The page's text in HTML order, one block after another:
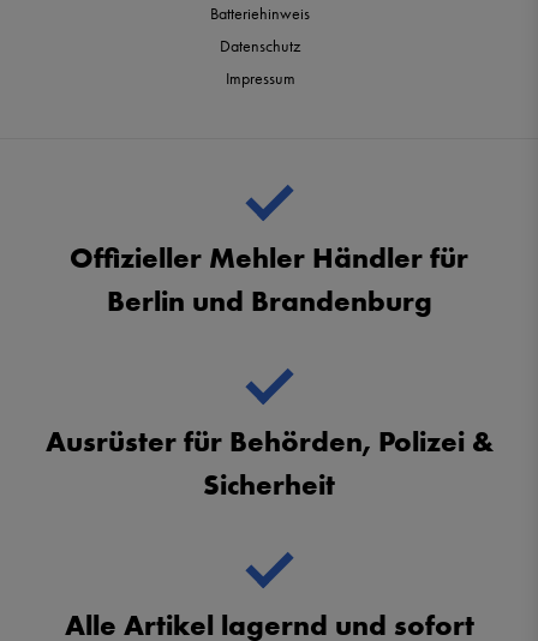
Batteriehinweis
Datenschutz
Impressum
Offizieller Mehler Händler für
Berlin und Brandenburg
Ausrüster für Behörden, Polizei &
Sicherheit
Alle Artikel lagernd und sofort